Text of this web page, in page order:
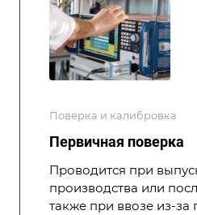
Поверка и калибровка
Первичная поверка
Проводится при
производства или
также при ввозе из-за